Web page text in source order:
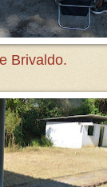
Brivaldo.